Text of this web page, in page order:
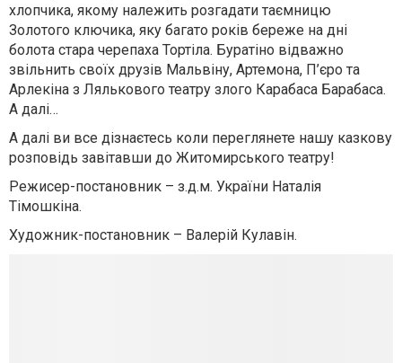
хлопчика, якому належить розгадати таємницю
Золотого ключика, яку багато років береже на дні
болота стара черепаха Тортіла. Буратіно відважно
звільнить своїх друзів Мальвіну, Артемона, П’єро та
Арлекіна з Лялькового театру злого Карабаса Барабаса.
А далі…
А далі ви все дізнаєтесь коли переглянете нашу казкову
розповідь завітавши до Житомирського театру!
Режисер-постановник – з.д.м. України Наталія
Тімошкіна.
Художник-постановник – Валерій Кулавін.